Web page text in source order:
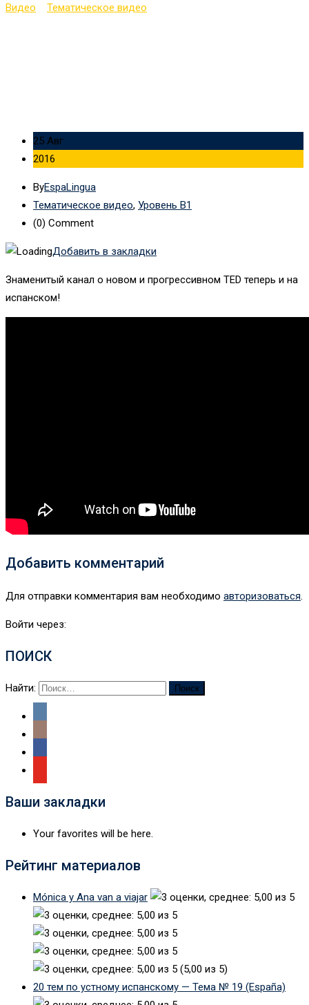
Видео
Тематическое видео
25 Авг
2016
ByEspaLingua
Тематическое видео, Уровень B1
(0) Comment
Добавить в закладки
Знаменитый канал о новом и прогрессивном TED теперь и на
испанском!
Добавить комментарий
Для отправки комментария вам необходимо авторизоваться
Войти через:
ПОИСК
Найти:
Ваши закладки
Your favorites will be here.
Рейтинг материалов
Mónica y Ana van a viajar
(5,00 из 5)
20 тем по устному испанскому — Тема № 19 (España)